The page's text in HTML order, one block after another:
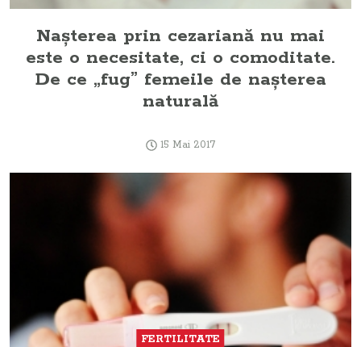
Naşterea prin cezariană nu mai
este o necesitate, ci o comoditate.
De ce „fug” femeile de naşterea
naturală
15 Mai 2017
FERTILITATE